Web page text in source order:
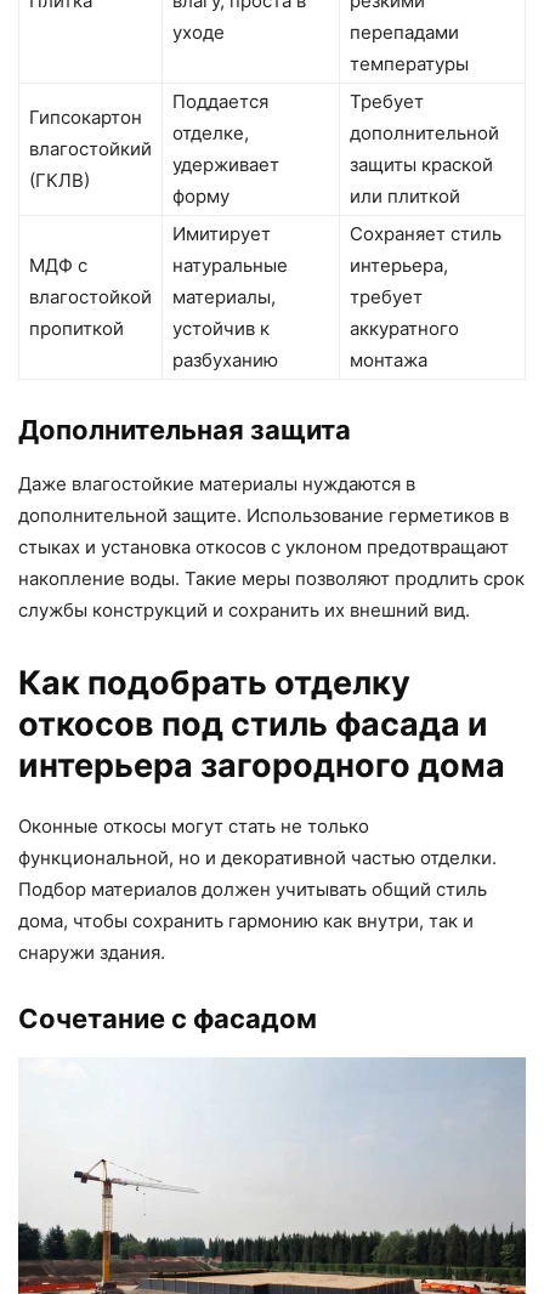
уходе
перепадами
температуры
Гипсокартон
влагостойкий
(ГКЛВ)
Поддается
отделке,
удерживает
форму
Требует
дополнительной
защиты краской
или плиткой
МДФ с
влагостойкой
пропиткой
Имитирует
натуральные
материалы,
устойчив к
разбуханию
Сохраняет стиль
интерьера,
требует
аккуратного
монтажа
Дополнительная защита
Даже влагостойкие материалы нуждаются в
дополнительной защите. Использование герметиков в
стыках и установка откосов с уклоном предотвращают
накопление воды. Такие меры позволяют продлить срок
службы конструкций и сохранить их внешний вид.
Как подобрать отделку
откосов под стиль фасада и
интерьера загородного дома
Оконные откосы могут стать не только
функциональной, но и декоративной частью отделки.
Подбор материалов должен учитывать общий стиль
дома, чтобы сохранить гармонию как внутри, так и
снаружи здания.
Сочетание с фасадом